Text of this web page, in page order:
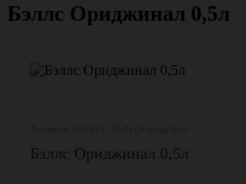
Бэллс Ориджинал 0,5л
Бэллс Ориджинал 0,5л